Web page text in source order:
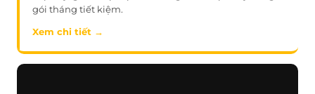
gói tháng tiết kiệm.
Xem chi tiết →